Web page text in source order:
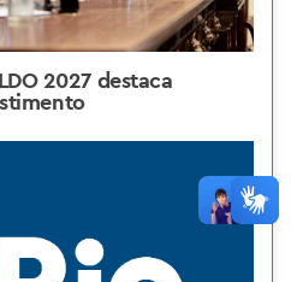
2027 destaca